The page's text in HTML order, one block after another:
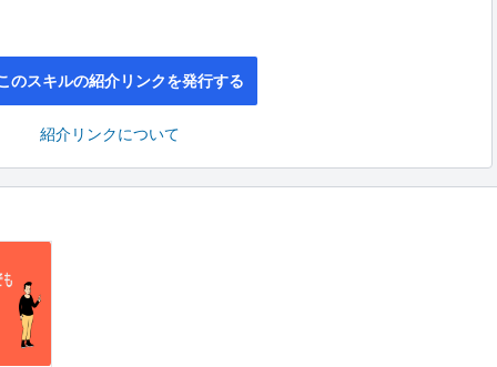
のスキルの紹介リンクを発行する
紹介リンクについて